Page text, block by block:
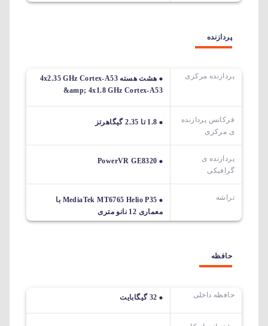
پردازنده
پردازنده مرکزی
هشت هسته 4x2.35 GHz Cortex-A53
&amp; 4x1.8 GHz Cortex-A53
فرکانس پردازنده
ی مرکزی
1.8 تا 2.35 گیگاهرتز
پردازنده ی
گرافیکی
PowerVR GE8320
تراشه
MediaTek MT6765 Helio P35 با
معماری 12 نانو متری
حافظه
حافظه داخلی 32 گیگابایت